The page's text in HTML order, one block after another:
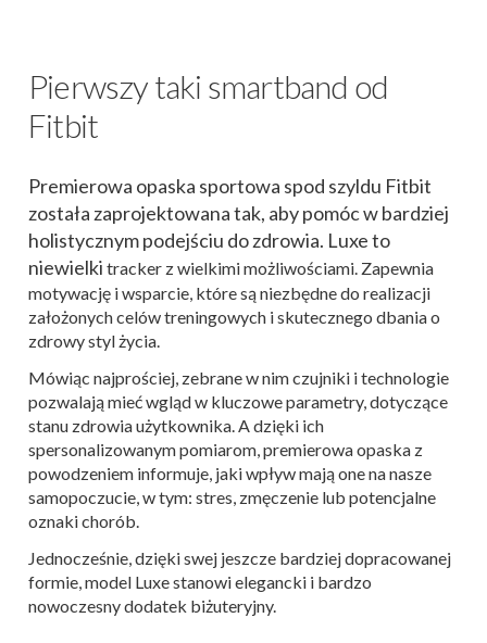
Pierwszy taki smartband od
Fitbit
Premierowa opaska sportowa spod szyldu Fitbit
została zaprojektowana tak, aby pomóc w bardziej
holistycznym podejściu do zdrowia. Luxe to
niewielki tracker z wielkimi możliwościami. Zapewnia
motywację i wsparcie, które są niezbędne do realizacji
założonych celów treningowych i skutecznego dbania o
zdrowy styl życia.
Mówiąc najprościej, zebrane w nimczujniki i technologie
pozwalają mieć wgląd w kluczowe parametry, dotyczące
stanu zdrowia użytkownika. A dzięki ich
spersonalizowanym pomiarom, premierowa opaska z
powodzeniem informuje, jaki wpływ mają one na nasze
samopoczucie, w tym: stres, zmęczenie lub potencjalne
oznaki chorób.
Jednocześnie, dzięki swej jeszcze bardziej dopracowanej
formie, model Luxe stanowi elegancki i bardzo
nowoczesny dodatek biżuteryjny.